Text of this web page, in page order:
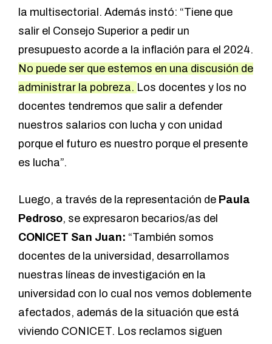
la multisectorial. Además instó: “Tiene que
salir el Consejo Superior a pedir un
presupuesto acorde a la inflación para el 2024.
No puede ser que estemos en una discusión de
administrar la pobreza. Los docentes y los no
docentes tendremos que salir a defender
nuestros salarios con lucha y con unidad
porque el futuro es nuestro porque el presente
es lucha”.
Luego, a través de la representación de Paula
Pedroso, se expresaron becarios/as del
CONICET San Juan: “También somos
docentes de la universidad, desarrollamos
nuestras líneas de investigación en la
universidad con lo cual nos vemos doblemente
afectados, además de la situación que está
viviendo CONICET. Los reclamos siguen